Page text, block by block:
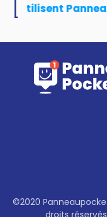
utilisent
©2020
droits réservés